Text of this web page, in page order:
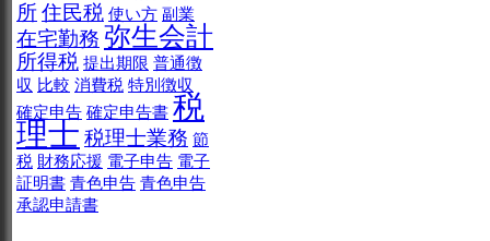
所住民税 使い方 副業
在宅勤務 弥生会計
所得税 提出期限 普通徴
収 比較 消費税 特別徴収
確定申告 確定申告書 税
理士 税理士業務 節
税 財務応援 電子申告 電子
証明書 青色申告 青色申告
承認申請書